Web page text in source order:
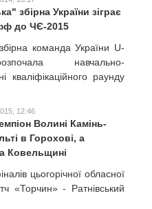
збірна України зіграє
до ЧЄ-2015
команда України U-
навчально-
кваліфікаційного раунду
12:46
Волині Камінь-
в Горохові, а
Ковельщині
цьогорічної обласної
- Ратнівський